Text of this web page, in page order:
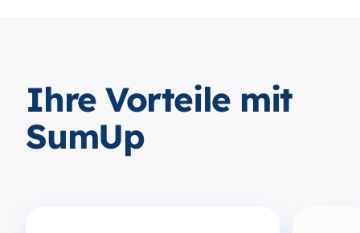
Ihre Vorteile mit
SumUp